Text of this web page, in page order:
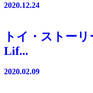
2020.12.24
トイ・ストー
Lif...
2020.02.09